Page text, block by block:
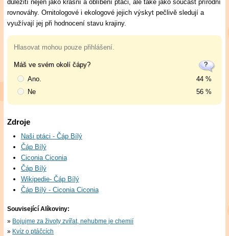
důležití nejen jako krásní a oblíbení ptáci, ale také jako součást přírodní
rovnováhy. Ornitologové i ekologové jejich výskyt pečlivě sledují a
využívají jej při hodnocení stavu krajiny.
Hlasovat mohou pouze přihlášení.
Máš ve svém okolí čápy?
44 %
Ano.
56 %
Ne
Zdroje
Naši ptáci - Čáp Bílý
Čáp Bílý
Ciconia Ciconia
Čáp Bílý
Wikipedie- Čáp Bílý
Čáp Bílý - Ciconia Ciconia
Související Alíkoviny:
Bojujme za životy zvířat, nehubme je chemií
Kvíz o ptáčcích